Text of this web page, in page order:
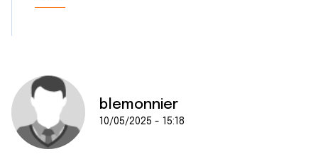
blemonnier
10/05/2025 - 15:18